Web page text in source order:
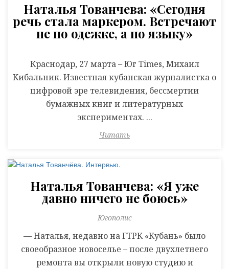
Наталья Тованчева: «Сегодня
речь стала маркером. Встречают
не по одежке, а по языку»
Краснодар, 27 марта – Юг Times, Михаил
Кибальник. Известная кубанская журналистка о
цифровой эре телевидения, бессмертии
бумажных книг и литературных
экспериментах. ...
Читать
Наталья Тованчева: «Я уже
давно ничего не боюсь»
Югополис
— Наталья, недавно на ГТРК «Кубань» было
своеобразное новоселье – после двухлетнего
ремонта вы открыли новую студию и